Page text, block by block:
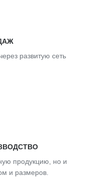
развитую сеть
продукцию, но и
и размеров.